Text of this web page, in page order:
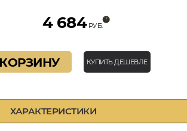
ХАРАКТЕРИСТИКИ
4 684 РУБ.
КУПИТЬ ДЕШЕВЛЕ